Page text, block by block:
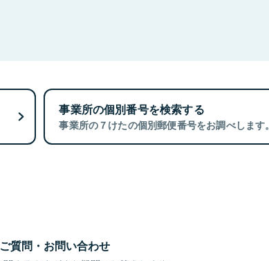
事業所の個別番号を検索する
事業所の７けたの個別郵便番号をお調べします。
質問・お問い合わせ